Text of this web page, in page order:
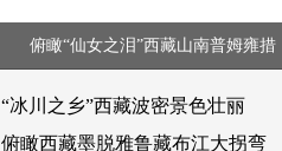
俯瞰“仙女之泪”西藏山南普姆雍措
“冰川之乡”西藏波密景色壮丽
俯瞰西藏墨脱雅鲁藏布江大拐弯